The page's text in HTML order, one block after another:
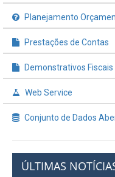
Contratos e Termos
Planejamento
Prestações de Contas
Demonstrativos Fiscais
Web Service